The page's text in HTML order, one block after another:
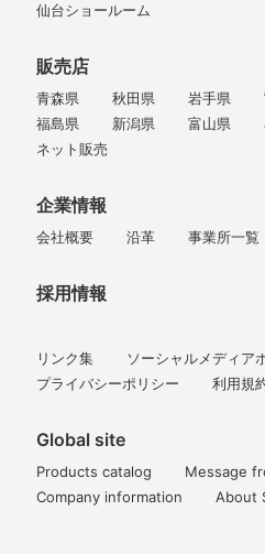
仙台ショールーム
販売店
青森県 秋田県 岩手県
福島県
新潟県 富山県
ネット販売
企業情報
会社概要 沿革 事業所一覧
採用情報
リンク集
ソーシャルメディア
プライバシーポリシー
利用規
Global site
Products catalog
Message
Company information
About